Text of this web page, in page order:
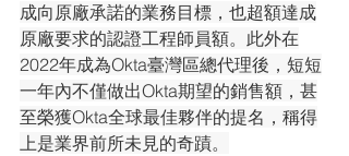
成向原廠承諾的業務目標，也超額達成
原廠要求的認證工程師員額。此外在
2022年成為Okta臺灣區總代理後，短短
一年內不僅做出Okta期望的銷售額，甚
至榮獲Okta全球最佳夥伴的提名，稱得
上是業界前所未見的奇蹟。